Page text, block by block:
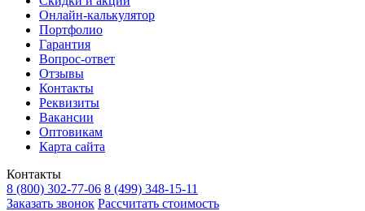
Онлайн-калькулятор
Портфолио
Гарантия
Вопрос-ответ
Отзывы
Контакты
Реквизиты
Вакансии
Оптовикам
Карта сайта
Контакты
8 (800) 302-77-06 8 (499) 348-15-11
Заказать звонок Рассчитать стоимость